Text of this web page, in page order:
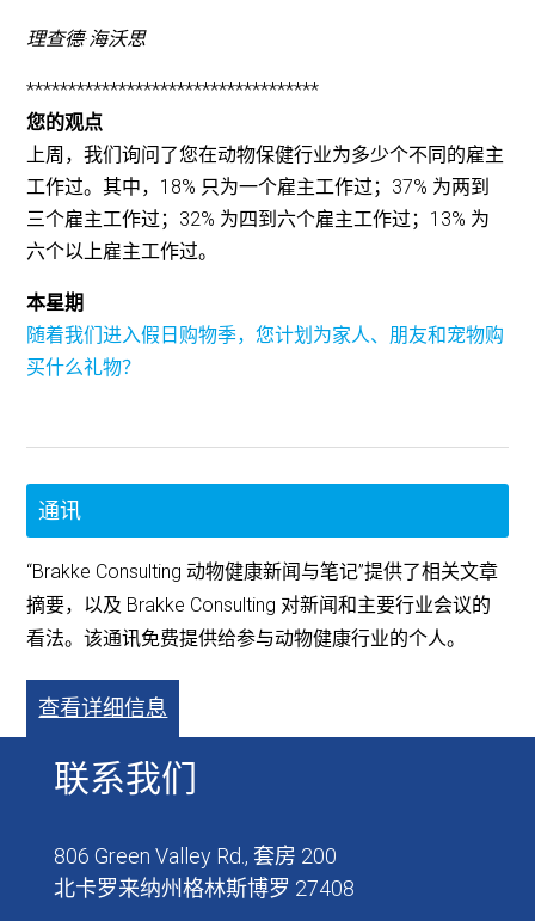
理查德·海沃思
***********************************
您的观点
上周，我们询问了您在动物保健行业为多少个不同的雇主
工作过。其中，18% 只为一个雇主工作过；37% 为两到
三个雇主工作过；32% 为四到六个雇主工作过；13% 为
六个以上雇主工作过。
本星期
随着我们进入假日购物季，您计划为家人、朋友和宠物购
买什么礼物？
通讯
“Brakke Consulting 动物健康新闻与笔记”提供了相关文章
摘要，以及 Brakke Consulting 对新闻和主要行业会议的
看法。该通讯免费提供给参与动物健康行业的个人。
查看详细信息
联系我们
806 Green Valley Rd., 套房 200
北卡罗来纳州格林斯博罗 27408